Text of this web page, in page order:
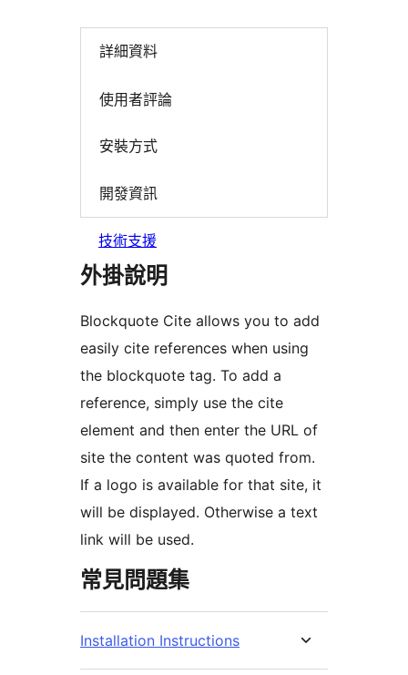
詳細資料
使用者評論
安裝方式
開發資訊
技術支援
外掛說明
Blockquote Cite allows you to add
easily cite references when using
the blockquote tag. To add a
reference, simply use the cite
element and then enter the URL of
site the content was quoted from.
If a logo is available for that site, it
will be displayed. Otherwise a text
link will be used.
常見問題集
Installation Instructions